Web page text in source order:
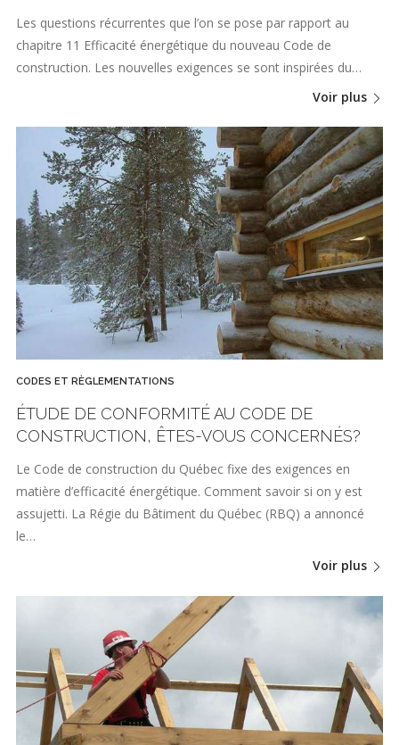
Les questions récurrentes que l’on se pose par rapport au
chapitre 11 Efficacité énergétique du nouveau Code de
construction. Les nouvelles exigences se sont inspirées du…
Voir plus
CODES ET RÈGLEMENTATIONS
ÉTUDE DE CONFORMITÉ AU CODE DE
CONSTRUCTION, ÊTES-VOUS CONCERNÉS?
Le Code de construction du Québec fixe des exigences en
matière d’efficacité énergétique. Comment savoir si on y est
assujetti. La Régie du Bâtiment du Québec (RBQ) a annoncé
le…
Voir plus